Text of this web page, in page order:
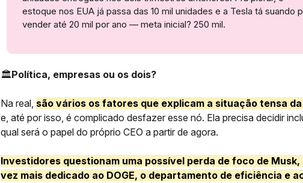
estoque nos EUA já passa das 10 mil unidades e a Tesla tá suando
vender até 20 mil por ano — meta inicial? 250 mil.
🏛️Política, empresas ou os dois?
Na real, são vários os fatores que explicam a situação tensa
e, até por isso, é complicado desfazer esse nó. Ela precisa decidir
qual será o papel do próprio CEO a partir de agora.
Investidores questionam uma possível perda de foco de Musk,
vez mais dedicado ao DOGE, o departamento de eficiência e